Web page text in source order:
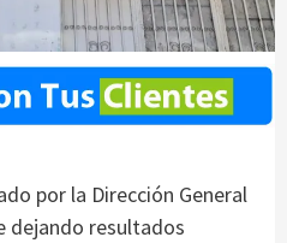
por la Dirección General
dejando resultados